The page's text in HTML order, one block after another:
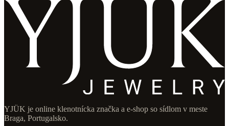
YJÜK je online klenotnícka značka a e-shop so sídlom v meste
Braga, Portugalsko.